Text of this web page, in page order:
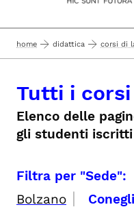
home didattica corsi di
Tutti i corsi
Elenco delle
gli studenti iscritti
Filtra per "Sede":
Bolzano |